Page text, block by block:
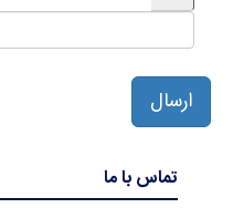
ارسال
تماس با ما